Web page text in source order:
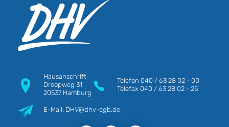
Hausanschrift
Droopweg 31
20537 Hamburg
Telefon 040 / 63 28 02 - 00
Telefax 040 / 63 28 02 - 25
E-Mail: DHV@dhv-cgb.de